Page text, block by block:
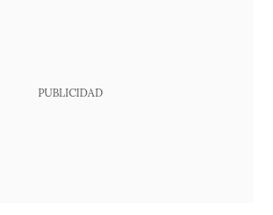
PUBLICIDAD